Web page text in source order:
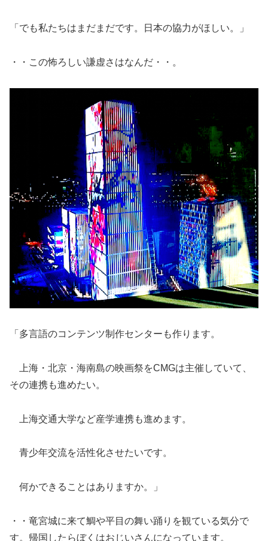
「でも私たちはまだまだです。日本の協力がほしい。」
・・この怖ろしい謙虚さはなんだ・・。
「多言語のコンテンツ制作センターも作ります。
上海・北京・海南島の映画祭をCMGは主催していて、
その連携も進めたい。
上海交通大学など産学連携も進めます。
青少年交流を活性化させたいです。
何かできることはありますか。」
・・竜宮城に来て鯛や平目の舞い踊りを観ている気分で
す。帰国したらぼくはおじいさんになっています。